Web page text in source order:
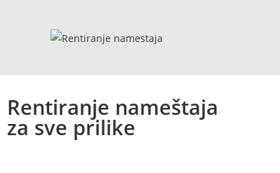
Rentiranje nameštaja
za sve prilike